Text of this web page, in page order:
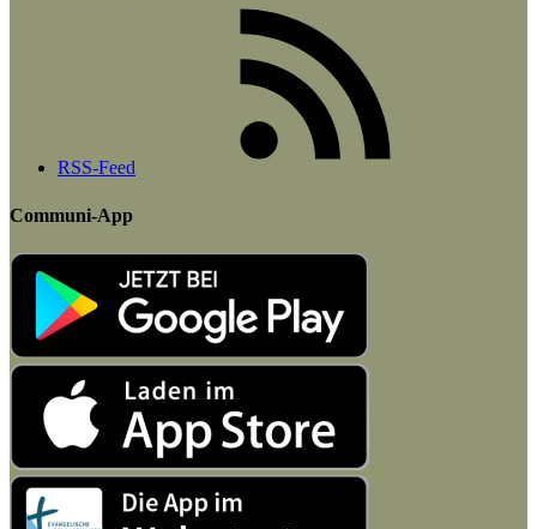
RSS-Feed
Communi-App